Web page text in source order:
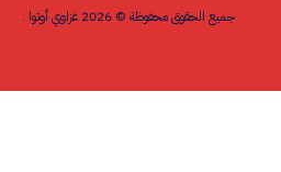
جميع الحقوق محفوظة © 2026 غزاوي أوتوا .